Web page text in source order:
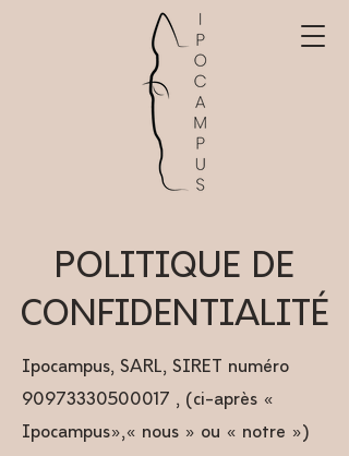
POLITIQUE DE
CONFIDENTIALITÉ
Ipocampus, SARL, SIRET numéro
90973330500017 , (ci-après «
Ipocampus»,« nous » ou « notre »)